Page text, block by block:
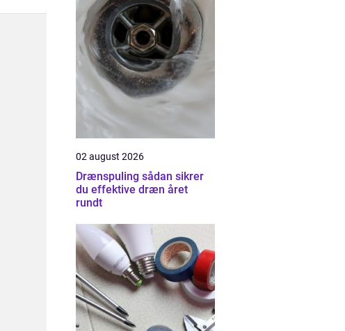
02 august 2026
Drænspuling sådan sikrer
du effektive dræn året
rundt